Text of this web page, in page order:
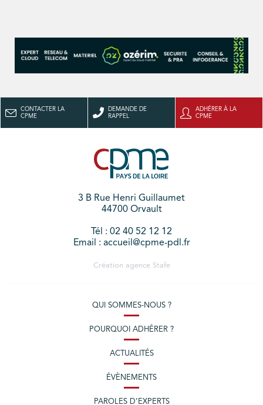
CONTACTER LA
CPME
DEMANDE DE
RAPPEL
ADHÉRER À LA
CPME
3 B Rue Henri Guillaumet
44700 Orvault
Tél : 02 40 52 12 12
Email : accueil@cpme-pdl.fr
Création agence Stafe
QUI SOMMES-NOUS ?
POURQUOI ADHÉRER ?
ACTUALITÉS
ÉVÈNEMENTS
PAROLES D’EXPERTS